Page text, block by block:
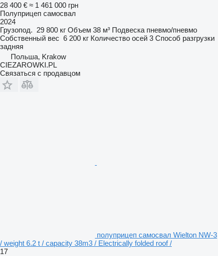
28 400 € ≈ 1 461 000 грн
Полуприцеп самосвал
2024
Грузопод. 29 800 кг Объем 38 м³ Подвеска пневмо/пневмо
Собственный вес 6 200 кг Количество осей 3 Способ разгрузки
задняя
Польша, Krakow
CIEZAROWKI.PL
Связаться с продавцом
полуприцеп самосвал Wielton NW-3
/ weight 6.2 t / capacity 38m3 / Electrically folded roof /
17